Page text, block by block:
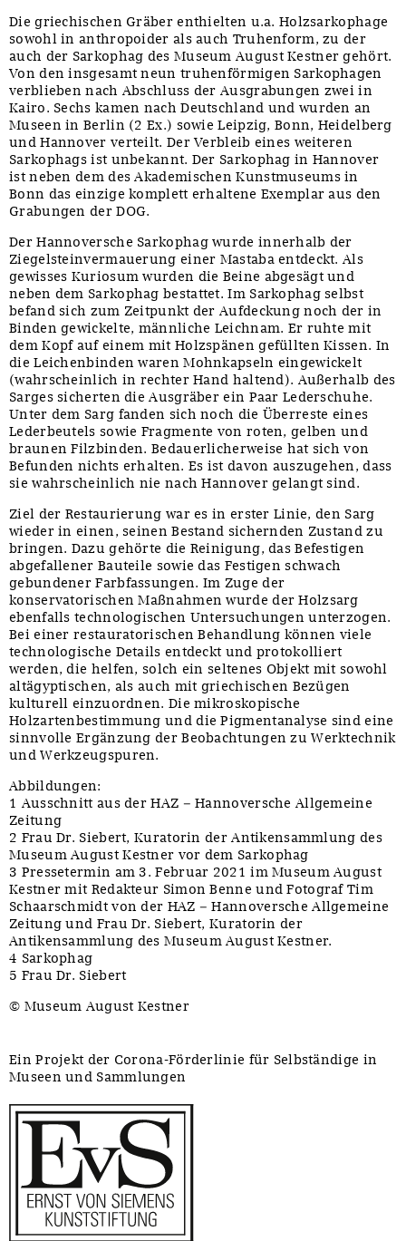
Die griechischen Gräber enthielten u.a. Holzsarkophage
sowohl in anthropoider als auch Truhenform, zu der
auch der Sarkophag des Museum August Kestner gehört.
Von den insgesamt neun truhenförmigen Sarkophagen
verblieben nach Abschluss der Ausgrabungen zwei in
Kairo. Sechs kamen nach Deutschland und wurden an
Museen in Berlin (2 Ex.) sowie Leipzig, Bonn, Heidelberg
und Hannover verteilt. Der Verbleib eines weiteren
Sarkophags ist unbekannt. Der Sarkophag in Hannover
ist neben dem des Akademischen Kunstmuseums in
Bonn das einzige komplett erhaltene Exemplar aus den
Grabungen der DOG.
Der Hannoversche Sarkophag wurde innerhalb der
Ziegelsteinvermauerung einer Mastaba entdeckt. Als
gewisses Kuriosum wurden die Beine abgesägt und
neben dem Sarkophag bestattet. Im Sarkophag selbst
befand sich zum Zeitpunkt der Aufdeckung noch der in
Binden gewickelte, männliche Leichnam. Er ruhte mit
dem Kopf auf einem mit Holzspänen gefüllten Kissen. In
die Leichenbinden waren Mohnkapseln eingewickelt
(wahrscheinlich in rechter Hand haltend). Außerhalb des
Sarges sicherten die Ausgräber ein Paar Lederschuhe.
Unter dem Sarg fanden sich noch die Überreste eines
Lederbeutels sowie Fragmente von roten, gelben und
braunen Filzbinden. Bedauerlicherweise hat sich von
Befunden nichts erhalten. Es ist davon auszugehen, dass
sie wahrscheinlich nie nach Hannover gelangt sind.
Ziel der Restaurierung war es in erster Linie, den Sarg
wieder in einen, seinen Bestand sichernden Zustand zu
bringen. Dazu gehörte die Reinigung, das Befestigen
abgefallener Bauteile sowie das Festigen schwach
gebundener Farbfassungen. Im Zuge der
konservatorischen Maßnahmen wurde der Holzsarg
ebenfalls technologischen Untersuchungen unterzogen.
Bei einer restauratorischen Behandlung können viele
technologische Details entdeckt und protokolliert
werden, die helfen, solch ein seltenes Objekt mit sowohl
altägyptischen, als auch mit griechischen Bezügen
kulturell einzuordnen. Die mikroskopische
Holzartenbestimmung und die Pigmentanalyse sind eine
sinnvolle Ergänzung der Beobachtungen zu Werktechnik
und Werkzeugspuren.
Abbildungen:
1 Ausschnitt aus der HAZ – Hannoversche Allgemeine
Zeitung
2 Frau Dr. Siebert, Kuratorin der Antikensammlung des
Museum August Kestner vor dem Sarkophag
3 Pressetermin am 3. Februar 2021 im Museum August
Kestner mit Redakteur Simon Benne und Fotograf Tim
Schaarschmidt von der HAZ – Hannoversche Allgemeine
Zeitung und Frau Dr. Siebert, Kuratorin der
Antikensammlung des Museum August Kestner.
4 Sarkophag
5 Frau Dr. Siebert
© Museum August Kestner
Ein Projekt der Corona-Förderlinie für Selbständige in
Museen und Sammlungen